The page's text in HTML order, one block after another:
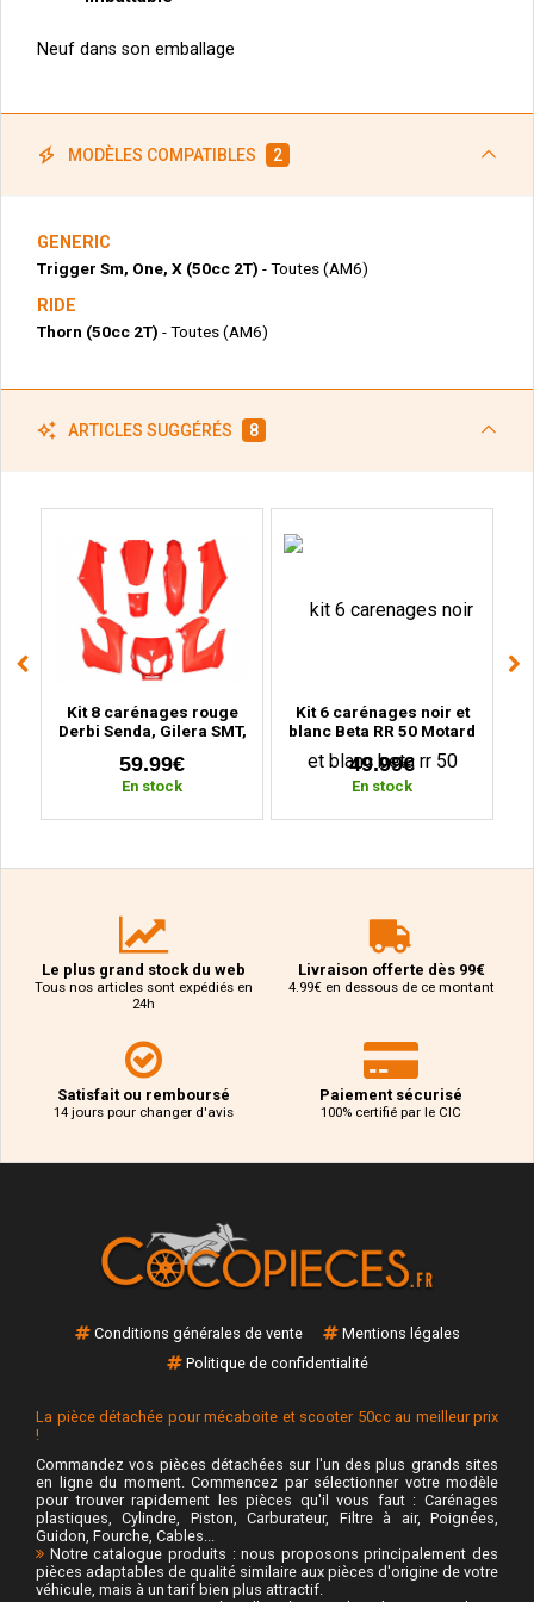
Neuf dans son emballage
MODÈLES COMPATIBLES 2
GENERIC
Trigger Sm, One, X (50cc 2T) - Toutes (AM6)
RIDE
Thorn (50cc 2T) - Toutes (AM6)
ARTICLES SUGGÉRÉS 8
Kit 8 carénages rouge
Derbi Senda, Gilera SMT,
59.99€
En stock
Kit 6 carénages noir et
blanc Beta RR 50 Motard
(2011 à 2020)
49.99€
En stock
Le plus grand stock du web
Tous nos articles sont expédiés en
24h
Livraison offerte dès 99€
4.99€ en dessous de ce montant
Satisfait ou remboursé
14 jours pour changer d'avis
Paiement sécurisé
100% certifié par le CIC
Conditions générales de vente
Mentions légales
Politique de confidentialité
La pièce détachée pour mécaboite et scooter 50cc au meilleur prix
!
Commandez vos pièces détachées sur l'un des plus grands sites
en ligne du moment. Commencez par sélectionner votre modèle
pour trouver rapidement les pièces qu'il vous faut : Carénages
plastiques, Cylindre, Piston, Carburateur, Filtre à air, Poignées,
Guidon, Fourche, Cables...
Notre catalogue produits : nous proposons principalement des
pièces adaptables de qualité similaire aux pièces d'origine de votre
véhicule, mais à un tarif bien plus attractif.